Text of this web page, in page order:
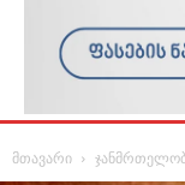
მთავარი